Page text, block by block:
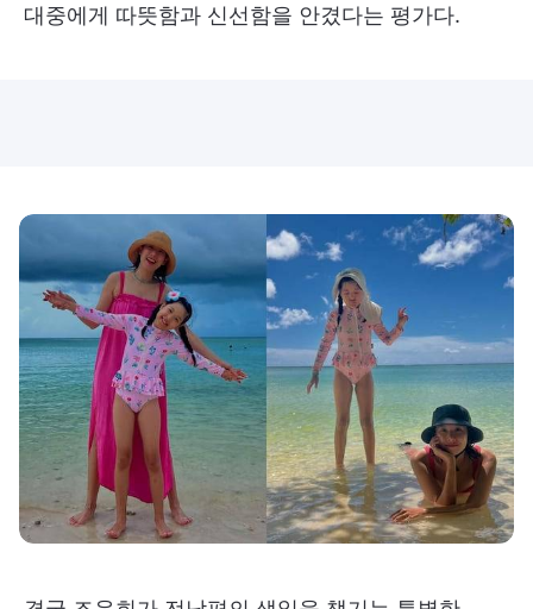
대중에게 따뜻함과 신선함을 안겼다는 평가다.